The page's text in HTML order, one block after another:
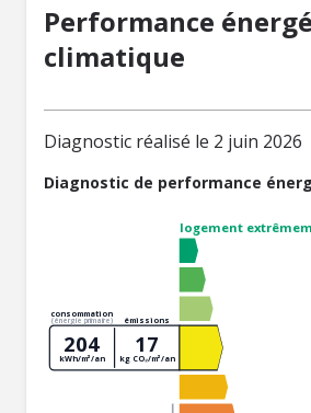
Performance
climatique
Diagnostic réalisé le 2 juin 2026
Diagnostic de performance
logement
consommation
(énergie primaire) émissions
204
kWh/m²/an
17
kg CO₂/m²/an